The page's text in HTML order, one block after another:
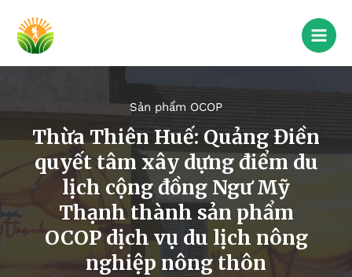
Sản phẩm OCOP
Thừa Thiên Huế: Quảng Điền
quyết tâm xây dựng điểm du
lịch cộng đồng Ngư Mỹ
Thạnh thành sản phẩm
OCOP dịch vụ du lịch nông
nghiệp nông thôn